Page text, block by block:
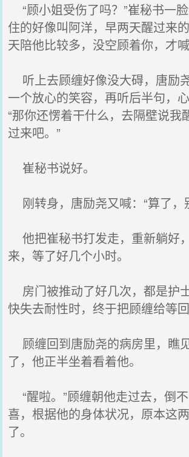
“顾小姐受伤了吗？”崔秘书一
住的好像叫阿洋，早两天醒过来
天陪他比较多，没空顾着你，才
听上去顾缠好像没大碍，唐励
一个放心的笑容，再听后半句，心
“那你还愣着干什么，去隔壁说我
过来吧。”
崔秘书说好。
刚转身，唐励尧又喊：“算了，
他把崔秘书打发走，重新躺好
来，等了好几个小时。
房门被推动了好几次，都是护
快失去耐性时，终于把顾缠给等回
顾缠回到唐励尧的病房里，瞧
了，他正半坐着看着他。
“醒啦。”顾缠朝他走过去，倒
喜，根据他的身体状况，原本这
了。